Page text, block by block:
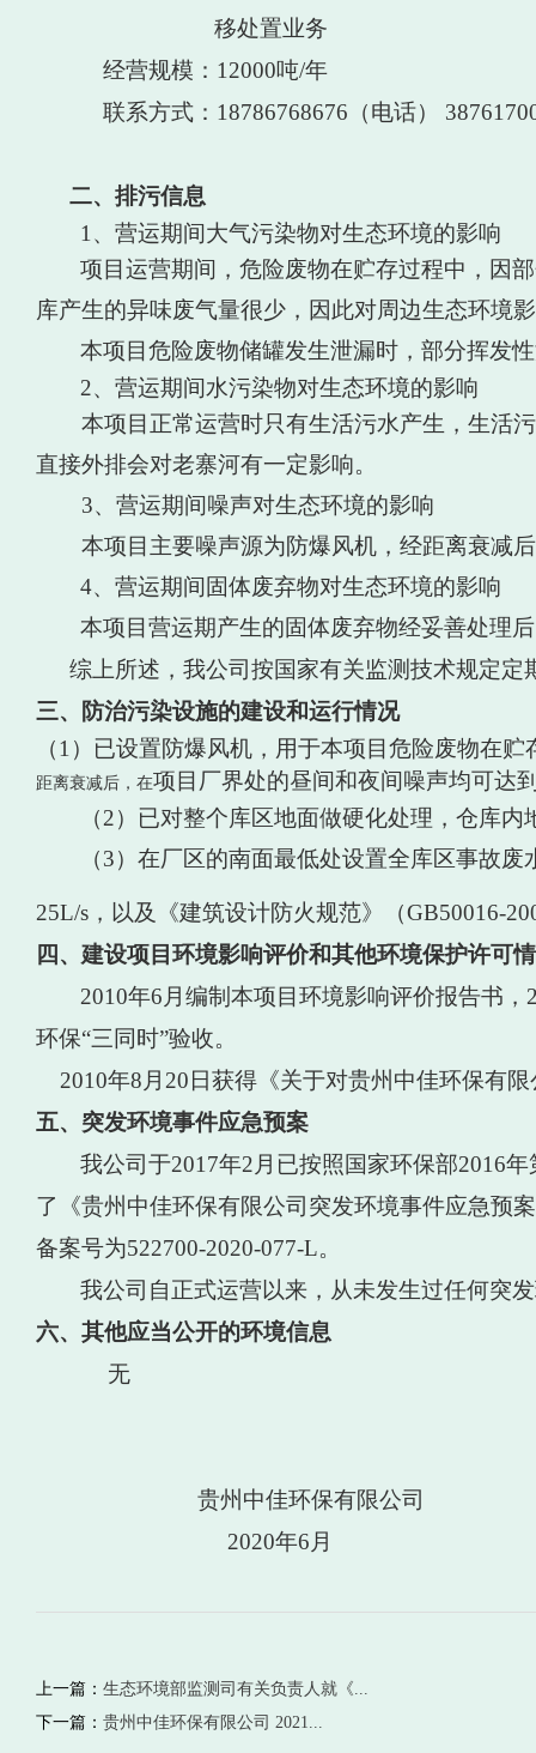
移处置业务
经营规模 ： 12000吨/年
联系方式： 18786768676（电话）
二、排污信息
1 、营运期间大气污染物对生态环境的影响
项目运营期间 ，危险废物在贮存过程中，因
库产生的异味废气量很少，因此对周边生态环境
本项目危险废物储罐发生泄漏时，部分挥发
2、营运期间水污染物对生态环境的影响
本项目正常运营时只有生活污水产生，生活
直接外排会对老寨河有一定影响。
3、 营运期间噪声对生态环境的影响
本项目主要噪声源为防爆风机，经距离衰减
4、营运期间固体废弃物对生态环境的影响
本项目营运期产生的固体废弃物经妥善处理
综上所述，我公司按国家有关监测技术规定
三、
防治污染设施的建设和运行情况
（1）已设置防爆风机 ，用于本项目危险废物在贮
距离衰减后，在项目 厂界处的昼间和夜间噪声均可达
（2）已对整个库区地面做硬化处理，仓库
（3）在厂区的南面最低处设置全库区事故废
25L/s ， 以及《建筑设计防火规范》（GB50016-
四、 建设项目环境影响评价和其他环境保护许可
2010年6月编制本项目环境影响评价报告书
环保“三同时”验收。
2010年8月20日获得《关于对贵州中佳环保有
五、 突发环境事件应急预案
我公司于2017年2月已按照国家环保部2016
了《贵州中佳环保有限公司突发环境事件应急预
备案号为522700-2020-077-L。
我公司自正式运营以来，从未发生过任何突
六、 其他应当公开的环境信息
无
贵州中佳环保有限公司
2020年6月
上一篇： 生态环境部监测司有关负责人就《...
下一篇： 贵州中佳环保有限公司 2021...